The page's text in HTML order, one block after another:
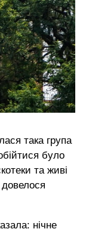
така група
було
та живі
нічне